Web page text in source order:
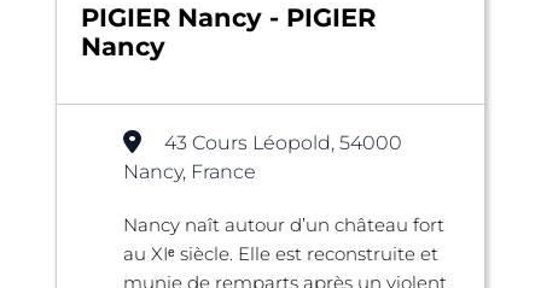
PIGIER Nancy - PIGIER
Nancy
43 Cours Léopold, 54000
Nancy, France
Nancy naît autour d’un château fort
au XIᵉ siècle. Elle est reconstruite et
munie de remparts après un violent